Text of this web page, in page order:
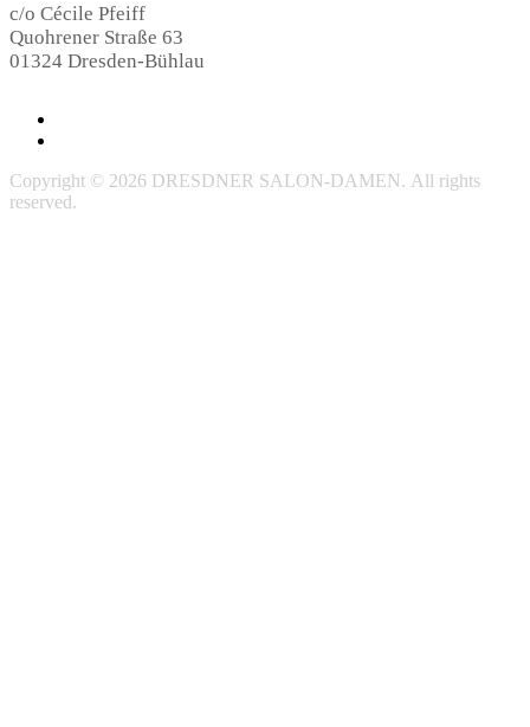
c/o Cécile Pfeiff
Quohrener Straße 63
01324 Dresden-Bühlau
Copyright © 2026 DRESDNER SALON-DAMEN. All rights
reserved.